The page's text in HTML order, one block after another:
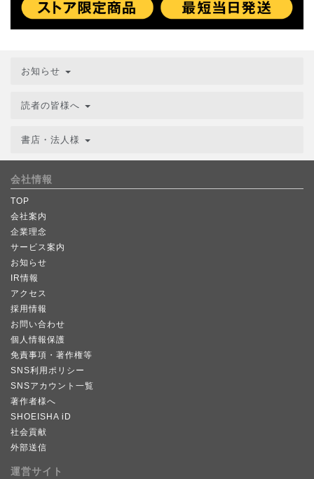
お知らせ
読者の皆様へ
書店・法人様
会社情報
TOP
会社案内
企業理念
サービス案内
お知らせ
IR情報
アクセス
採用情報
お問い合わせ
個人情報保護
免責事項・著作権等
SNS利用ポリシー
SNSアカウント一覧
著作者様へ
SHOEISHA iD
社会貢献
外部送信
運営サイト